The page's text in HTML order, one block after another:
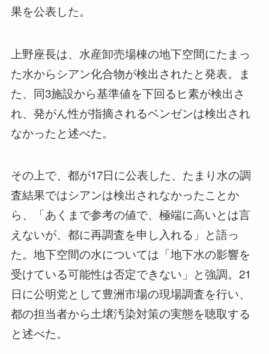
果を公表した。
上野座長は、水産卸売場棟の地下空間にたまっ
た水からシアン化合物が検出されたと発表。ま
た、同3施設から基準値を下回るヒ素が検出さ
れ、発がん性が指摘されるベンゼンは検出され
なかったと述べた。
その上で、都が17日に公表した、たまり水の調
査結果ではシアンは検出されなかったことか
ら、「あくまで参考の値で、極端に高いとは言
えないが、都に再調査を申し入れる」と語っ
た。地下空間の水については「地下水の影響を
受けている可能性は否定できない」と強調。21
日に公明党として豊洲市場の現場調査を行い、
都の担当者から土壌汚染対策の実態を聴取する
と述べた。